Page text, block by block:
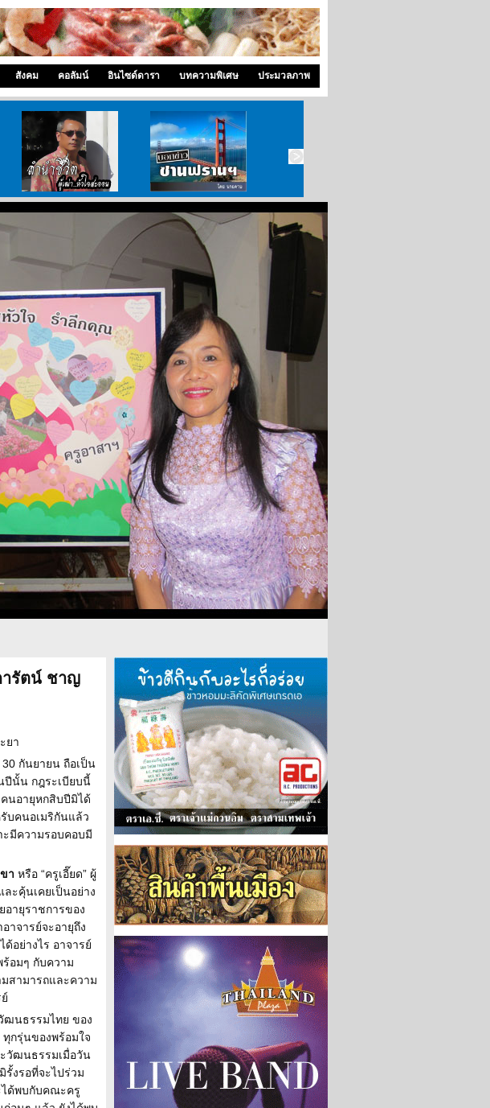
สังคม คอลัมน์ อินไซด์ดารา บทความพิเศษ ประมวลภาพ
ารัตน์ ชาญ
ยา
กันยายน ถือเป็น
ปีนั้น กฎระเบียบนี้
นอายุหกสิบปีมิได้
บคนอเมริกันแล้ว
มีความรอบคอบมี
า หรือ “ครูเอี๊ยด” ผู้
ะคุ้นเคยเป็นอย่าง
ายุราชการของ
าจารย์จะอายุถึง
อย่างไร อาจารย์
ร้อมๆ กับความ
สามารถและความ
ฒนธรรมไทย ของ
ทุกรุ่นของพร้อมใจ
วัฒนธรรมเมื่อวัน
รั้งรอที่จะไปร่วม
ได้พบกับคณะครู